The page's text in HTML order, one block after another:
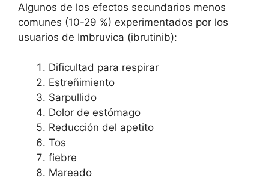
Algunos de los efectos secundarios menos
comunes (10-29 %) experimentados por los
usuarios de Imbruvica (ibrutinib):
Dificultad para respirar
Estreñimiento
Sarpullido
Dolor de estómago
Reducción del apetito
Tos
fiebre
Mareado